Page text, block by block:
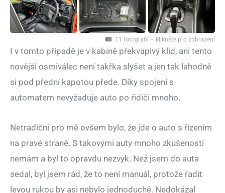
11 fotografií – klikněte pro zobrazení
I v tomto případě je v kabině překvapivý klid, ani tento
novější osmiválec není takřka slyšet a jen tak lahodně
si pod přední kapotou přede. Díky spojení s
automatem nevyžaduje auto po řidiči mnoho.
Netradiční pro mě ovšem bylo, že jde o auto s řízením
na pravé straně. S takovými auty mnoho zkušeností
nemám a byl to opravdu nezvyk. Než jsem do auta
sedal, byl jsem rád, že to není manuál, protože řadit
levou rukou by asi nebylo jednoduché. Nedokázal